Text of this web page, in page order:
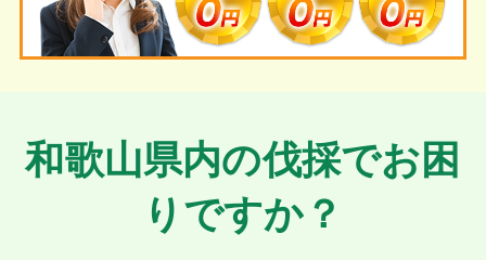
和歌山県内の伐採でお困
りですか？